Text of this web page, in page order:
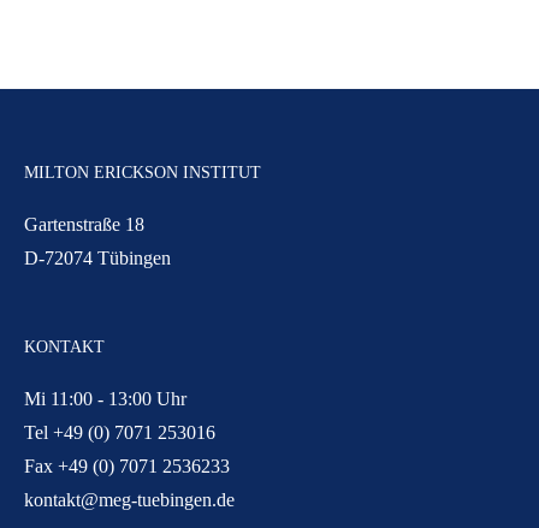
MILTON ERICKSON INSTITUT
Gartenstraße 18
D-72074 Tübingen
KONTAKT
Mi 11:00 - 13:00 Uhr
Tel +49 (0) 7071 253016
Fax +49 (0) 7071 2536233
kontakt@meg-tuebingen.de